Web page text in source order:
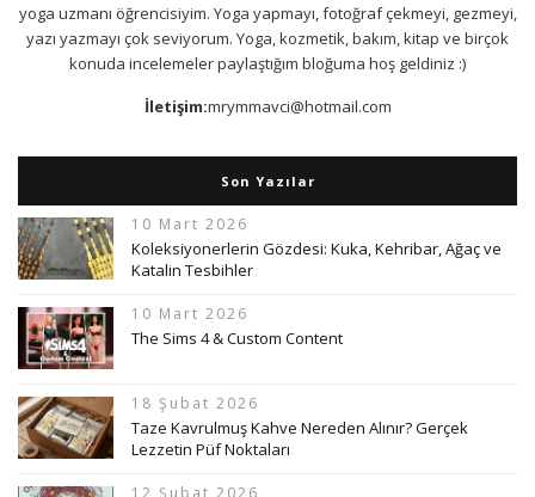
yoga uzmanı öğrencisiyim. Yoga yapmayı, fotoğraf çekmeyi, gezmeyi,
yazı yazmayı çok seviyorum. Yoga, kozmetik, bakım, kitap ve birçok
konuda incelemeler paylaştığım bloğuma hoş geldiniz :)
İletişim:mrymmavci@hotmail.com
Son Yazılar
10 Mart 2026
Koleksiyonerlerin Gözdesi: Kuka, Kehribar, Ağaç ve
Katalin Tesbihler
10 Mart 2026
The Sims 4 & Custom Content
18 Şubat 2026
Taze Kavrulmuş Kahve Nereden Alınır? Gerçek
Lezzetin Püf Noktaları
12 Şubat 2026